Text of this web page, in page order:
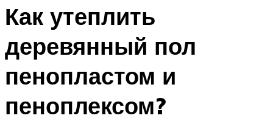
Как утеплить
деревянный пол
пенопластом и
пеноплексом?